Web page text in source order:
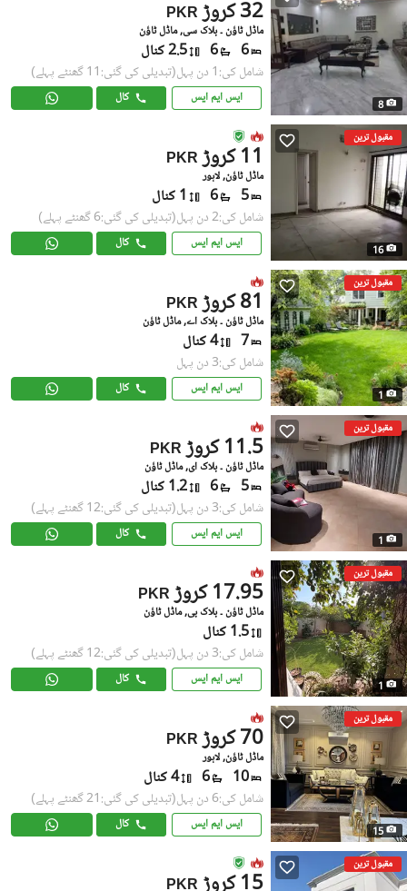
8
PKR 32 کروڑ
ماڈل ٹاؤن ۔ بلاک سی, ماڈل ٹاؤن
6
6 2.5 کنال
شامل کی:1 دن پہل (تبدیلی کی گئی:11 گھنٹے پہلے)
ایس ایم ایس کال
مقبول ترین
16
PKR 11 کروڑ
ماڈل ٹاؤن, لاہور
5
6 1 کنال
شامل کی:2 دن پہل (تبدیلی کی گئی:6 گھنٹے پہلے)
ایس ایم ایس کال
مقبول ترین
1
PKR 81 کروڑ
ماڈل ٹاؤن ۔ بلاک اے, ماڈل ٹاؤن
7 4 کنال
شامل کی:3 دن پہل
ایس ایم ایس کال
مقبول ترین
1
PKR 11.5 کروڑ
ماڈل ٹاؤن ۔ بلاک ای, ماڈل ٹاؤن
5
6 1.2 کنال
شامل کی:3 دن پہل (تبدیلی کی گئی:12 گھنٹے پہلے)
ایس ایم ایس کال
مقبول ترین
1
PKR 17.95 کروڑ
ماڈل ٹاؤن ۔ بلاک بی, ماڈل ٹاؤن
1.5 کنال
شامل کی:3 دن پہل (تبدیلی کی گئی:12 گھنٹے پہلے)
ایس ایم ایس کال
مقبول ترین
15
PKR 70 کروڑ
ماڈل ٹاؤن, لاہور
10
6 4 کنال
شامل کی:6 دن پہل (تبدیلی کی گئی:21 گھنٹے پہلے)
ایس ایم ایس کال
مقبول ترین